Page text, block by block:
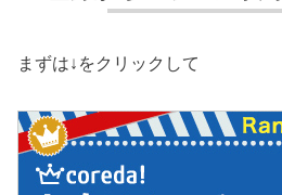
まずは↓をクリックして